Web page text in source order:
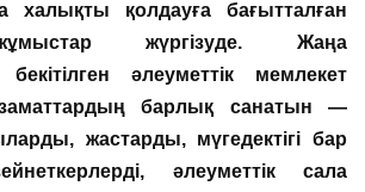
халықты қолдауға бағытталған
жүргізуде. Жаңа
бекітілген әлеуметтік мемлекет
барлық санатын —
жастарды, мүгедектігі бар
әлеуметтік сала